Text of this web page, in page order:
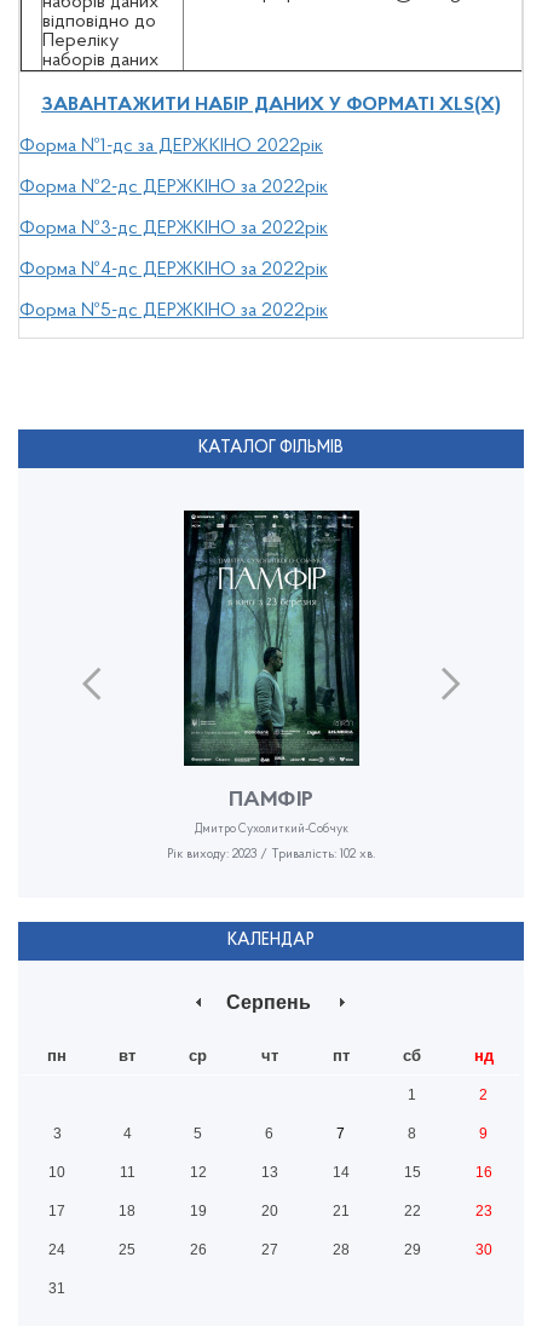
відповідно до
Переліку
наборів даних
ЗАВАНТАЖИТИ НАБІР ДАНИХ У ФОРМАТІ XLS(X)
Форма №1-дс за ДЕРЖКІНО 2022рік
Форма №2-дс ДЕРЖКІНО за 2022рік
Форма №3-дс ДЕРЖКІНО за 2022рік
Форма №4-дс ДЕРЖКІНО за 2022рік
Форма №5-дс ДЕРЖКІНО за 2022рік
КАТАЛОГ ФІЛЬМІВ
ПАМФІР
Дмитро Сухолиткий-Собчук
Рік виходу: 2023 / Тривалість: 102 хв.
КАЛЕНДАР
Серпень
пн вт ср чт пт сб нд
1 2
3 4 5 6 7 8 9
10 11 12 13 14 15 16
17 18 19 20 21 22 23
24 25 26 27 28 29 30
31